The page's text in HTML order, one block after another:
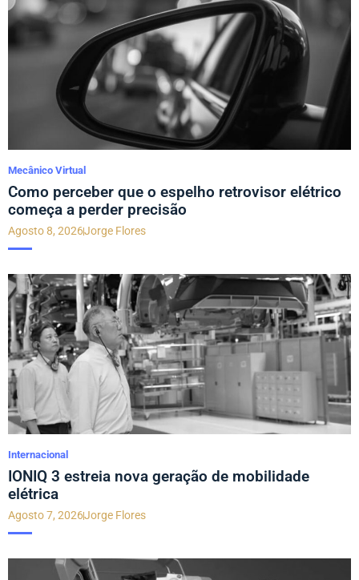
Mecânico Virtual
Como perceber que o espelho retrovisor elétrico
começa a perder precisão
Agosto 8, 2026Jorge Flores
Internacional
IONIQ 3 estreia nova geração de mobilidade
elétrica
Agosto 7, 2026Jorge Flores